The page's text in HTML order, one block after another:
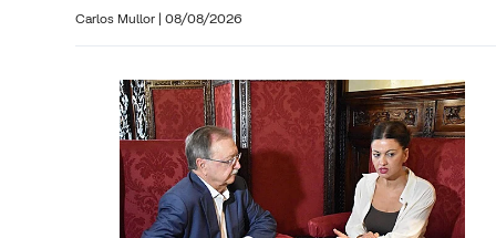
Carlos Mullor | 08/08/2026